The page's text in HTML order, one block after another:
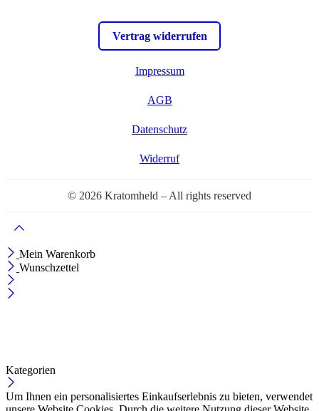
Vertrag widerrufen
Impressum
AGB
Datenschutz
Widerruf
© 2026 Kratomheld – All rights reserved
Mein Warenkorb
Wunschzettel
Kategorien
Um Ihnen ein personalisiertes Einkaufserlebnis zu bieten, verwendet